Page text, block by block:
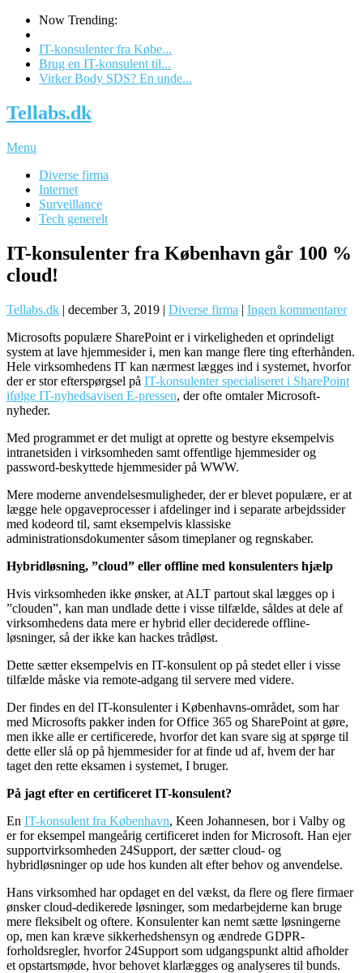
Now Trending:
IT-konsulenter fra Købe...
Brug en IT-konsulent til...
Virker Body SDS? En unde...
Tellabs.dk
Menu
Diverse firma
Internet
Surveillance
Tech generelt
IT-konsulenter fra København går 100 %
cloud!
Tellabs.dk | december 3, 2019 | Diverse firma | Ingen kommentarer
Microsofts populære SharePoint er i virkeligheden et oprindeligt
system at lave hjemmesider i, men kan mange flere ting efterhånden.
Hele virksomhedens IT kan nærmest lægges ind i systemet, hvorfor
der er stor efterspørgsel på IT-konsulenter specialiseret i SharePoint
ifølge IT-nyhedsavisen E-pressen, der ofte omtaler Microsoft-
nyheder.
Med programmet er det muligt at oprette og bestyre eksempelvis
intranetsiden i virksomheden samt offentlige hjemmesider og
password-beskyttede hjemmesider på WWW.
Mere moderne anvendelsesmuligheder, der er blevet populære, er at
lægge hele opgaveprocesser i afdelinger ind i separate arbejdssider
med kodeord til, samt eksempelvis klassiske
administrationsdokumenter såsom timeplaner og regnskaber.
Hybridløsning, ”cloud” eller offline med konsulenters hjælp
Hvis virksomheden ikke ønsker, at ALT partout skal lægges op i
”clouden”, kan man undlade dette i visse tilfælde, såldes at dele af
virksomhedens data mere er hybrid eller deciderede offline-
løsninger, så der ikke kan hackes trådløst.
Dette sætter eksempelvis en IT-konsulent op på stedet eller i visse
tilfælde måske via remote-adgang til servere med videre.
Der findes en del IT-konsulenter i Københavns-området, som har
med Microsofts pakker inden for Office 365 og SharePoint at gøre,
men ikke alle er certificerede, hvorfor det kan svare sig at spørge til
dette eller slå op på hjemmesider for at finde ud af, hvem der har
taget den rette eksamen i systemet, I bruger.
På jagt efter en certificeret IT-konsulent?
En IT-konsulent fra København, Keen Johannesen, bor i Valby og
er for eksempel mangeårig certificeret inden for Microsoft. Han ejer
supportvirksomheden 24Support, der sætter cloud- og
hybridløsninger op ude hos kunden alt efter behov og anvendelse.
Hans virksomhed har opdaget en del vækst, da flere og flere firmaer
ønsker cloud-dedikerede løsninger, som medarbejderne kan bruge
mere fleksibelt og oftere. Konsulenter kan nemt sætte løsningerne
op, men kan kræve sikkerhedshensyn og ændrede GDPR-
forholdsregler, hvorfor 24Support som udgangspunkt altid afholder
et opstartsmøde, hvor behovet klarlægges og analyseres til bunds.